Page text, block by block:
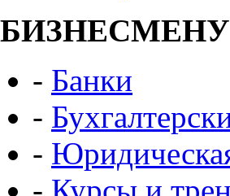
БИЗНЕСМЕНУ
- Банки
-
-